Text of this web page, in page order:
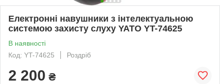
Електронні навушники з інтелектуальною
системою захисту слуху YATO YT-74625
В наявності
Код: YT-74625
Роздріб
2 200 ₴